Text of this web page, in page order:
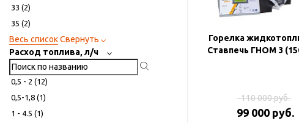
33 (2)
35 (2)
Весь списокСвернуть
Расход топлива, л/ч
0,5 - 2 (12)
0,5-1,8 (1)
1 - 4.5 (1)
Горелка
Ставпечь ГНОМ 3
110 000 руб.
99 000 руб.